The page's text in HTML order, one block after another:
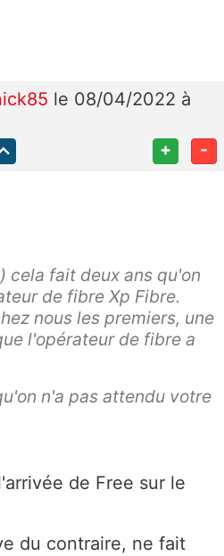
le 08/04/2022 à
+ -
cela fait deux ans qu'on
de fibre Xp Fibre.
nous les premiers, une
l'opérateur de fibre a
n'a pas attendu votre
de Free sur le
du contraire, ne fait